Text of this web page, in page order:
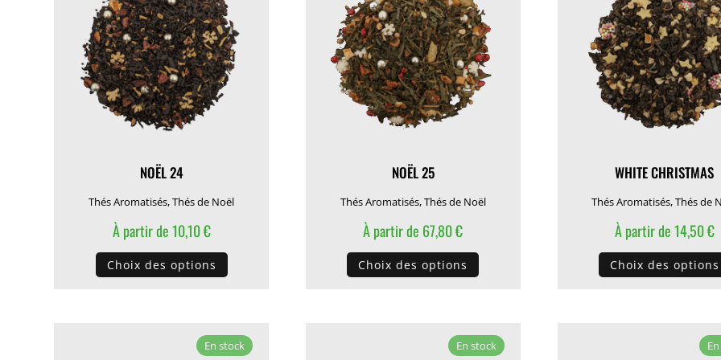
être
choisies
sur
la
page
choisies
sur
la
page
NOËL 24
Thés Aromatisés,Thés de Noël
À partir de10,10€
Choix des options
Ce
produit
variations.
Les
NOËL 25
Thés Aromatisés,Thés de Noël
À partir de 67,80€
Choix des options
produit
variations.
Les
WHITE CHRISTMAS
Thés Aromatisés,Thés de
À partir de14,50€
Choix des options
En stock En stock